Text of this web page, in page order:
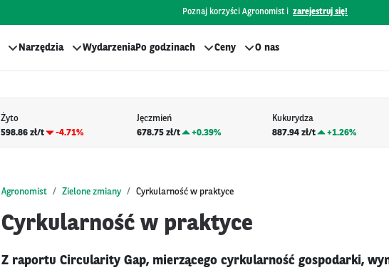
Poznaj korzyści Agronomist i zarejestruj się!
Narzędzia WydarzeniaPo godzinach Ceny O nas
Żyto
598.86 zł/t
-4.71%
Jęczmień
678.75 zł/t
+0.39%
Kukurydza
887.94 zł/t
+1.26%
Agronomist Zielone zmiany Cyrkularność w praktyce
Cyrkularność w praktyce
Z raportu Circularity Gap, mierzącego cyrkularność gospodarki,